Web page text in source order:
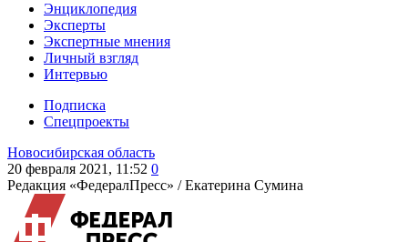
Энциклопедия
Эксперты
Экспертные мнения
Личный взгляд
Интервью
Подписка
Спецпроекты
Новосибирская область
20 февраля 2021, 11:52 0
Редакция «ФедералПресс» /Екатерина Сумина